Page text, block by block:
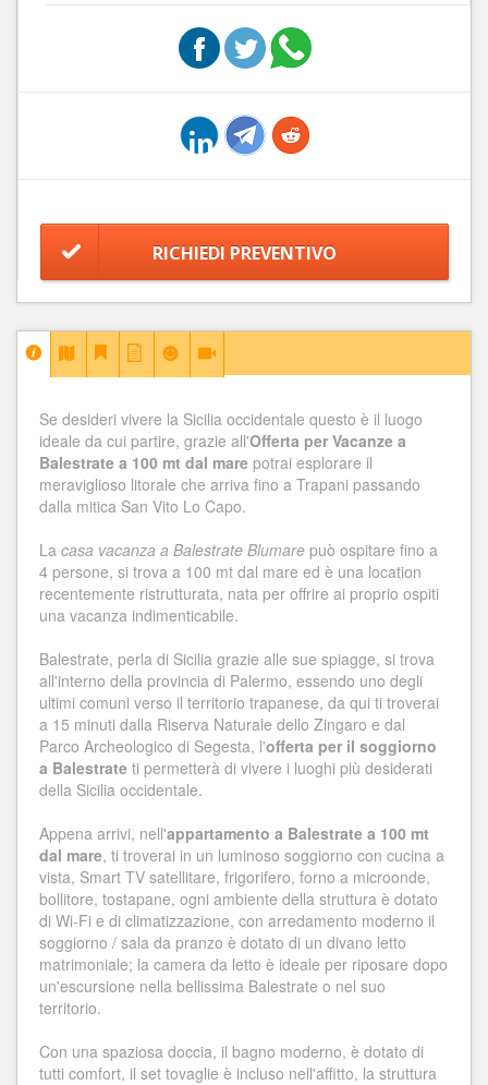
RICHIEDI PREVENTIVO
Se desideri vivere la Sicilia occidentale questo è il luogo
ideale da cui partire, grazie all'Offerta per Vacanze a
Balestrate a 100 mt dal mare potrai esplorare il
meraviglioso litorale che arriva fino a Trapani passando
dalla mitica San Vito Lo Capo.
La casa vacanza a Balestrate Blumare può ospitare fino a
4 persone, si trova a 100 mt dal mare ed è una location
recentemente ristrutturata, nata per offrire ai proprio ospiti
una vacanza indimenticabile.
Balestrate, perla di Sicilia grazie alle sue spiagge, si trova
all'interno della provincia di Palermo, essendo uno degli
ultimi comuni verso il territorio trapanese, da qui ti troverai
a 15 minuti dalla Riserva Naturale dello Zingaro e dal
Parco Archeologico di Segesta, l'offerta per il soggiorno
a Balestrate ti permetterà di vivere i luoghi più desiderati
della Sicilia occidentale.
Appena arrivi, nell'appartamento a Balestrate a 100 mt
dal mare, ti troverai in un luminoso soggiorno con cucina a
vista, Smart TV satellitare, frigorifero, forno a microonde,
bollitore, tostapane, ogni ambiente della struttura è dotato
di Wi-Fi e di climatizzazione, con arredamento moderno il
soggiorno / sala da pranzo è dotato di un divano letto
matrimoniale; la camera da letto è ideale per riposare dopo
un'escursione nella bellissima Balestrate o nel suo
territorio.
Con una spaziosa doccia, il bagno moderno, è dotato di
tutti comfort, il set tovaglie è incluso nell'affitto, la struttura